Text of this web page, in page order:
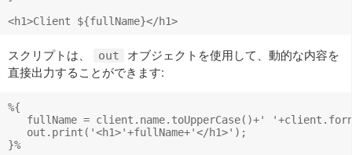
スクリプトは、 out
オブジェクトを使用して、動的な内容を
直接出力することができます:
%{
fullName = client.name.toUpperCase()+'
   out.print('<h1>'+fullName+'</h1>');